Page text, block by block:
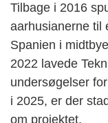
Tilbage i 2016
aarhusianerne til
Spanien i
2022 lavede
undersøgelser
i 2025, er der
om projektet.